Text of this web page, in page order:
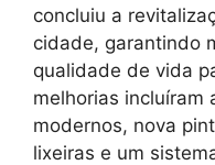
concluiu a
cidade, garantindo
qualidade de vida
melhorias incluíram
modernos, nova
lixeiras e um